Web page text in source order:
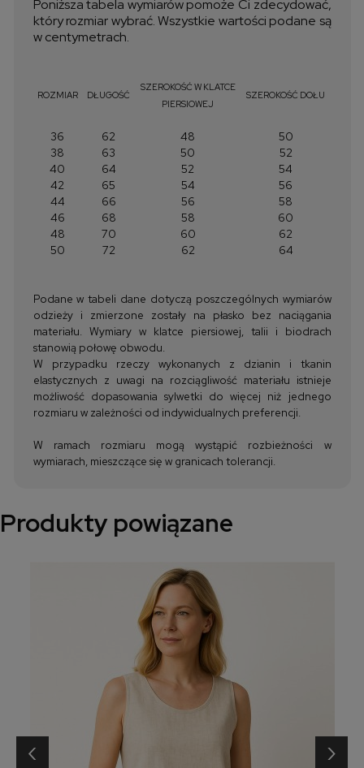
Poniższa tabela wymiarów pomoże Ci zdecydować,
który rozmiar wybrać. Wszystkie wartości podane są
w centymetrach.
ROZMIAR DŁUGOŚĆ
SZEROKOŚĆ W KLATCE
PIERSIOWEJ
SZEROKOŚĆ DOŁU
36 62 48
50
38
63 50
52
40
64 52
54
42
65 54
56
44
66 56
58
46
68 58
60
48
70 60
62
50
72 62 64
Podane w tabeli dane dotyczą poszczególnych wymiarów
odzieży i zmierzone zostały na płasko bez naciągania
materiału. Wymiary w klatce piersiowej, talii i biodrach
stanowią połowę obwodu.
W przypadku rzeczy wykonanych z dzianin i tkanin
elastycznych z uwagi na rozciągliwość materiału istnieje
możliwość dopasowania sylwetki do więcej niż jednego
rozmiaru w zależności od indywidualnych preferencji.
W ramach rozmiaru mogą wystąpić rozbieżności w
wymiarach, mieszczące się w granicach tolerancji.
Produkty powiązane
‹ ›